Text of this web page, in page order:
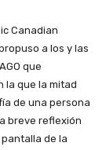
Canadian
a los y las
que
la que la mitad
de una persona
breve reflexión
de la